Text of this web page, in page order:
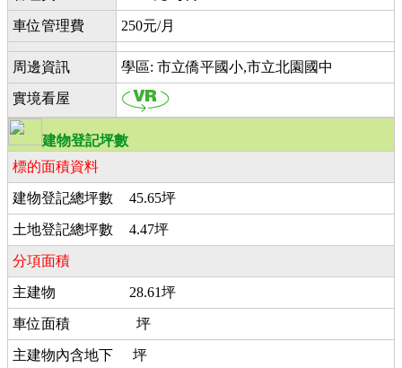
車位管理費 250元/月
周邊資訊 學區: 市立僑平國小,市立北園國中
實境看屋
建物登記坪數
標的面積資料
建物登記總坪數 45.65坪
土地登記總坪數 4.47坪
分項面積
主建物 28.61坪
車位面積 坪
主建物內含地下
坪